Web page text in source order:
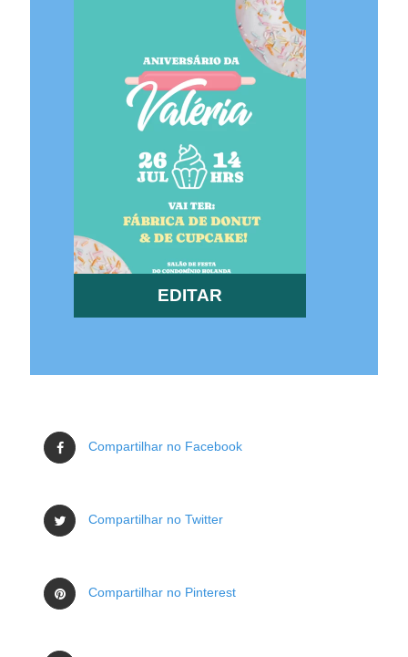
EDITAR
Compartilhar no Facebook
Compartilhar no Twitter
Compartilhar no Pinterest